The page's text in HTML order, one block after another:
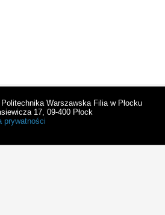
Warszawska Filia w Płocku
17, 09-400 Płock
prywatności